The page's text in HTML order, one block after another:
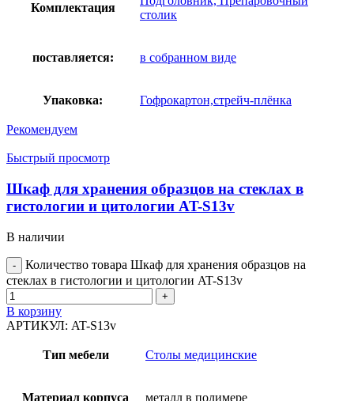
Комплектация
столик
поставляется: в собранном виде
Упаковка: Гофрокартон,стрейч-плёнка
Рекомендуем
Быстрый просмотр
Шкаф для хранения образцов на стеклах в
гистологии и цитологии AT-S13v
В наличии
Количество товара Шкаф для хранения образцов на
стеклах в гистологии и цитологии AT-S13v
В корзину
АРТИКУЛ: AT-S13v
Тип мебели Столы медицинские
Материал корпуса металл в полимере